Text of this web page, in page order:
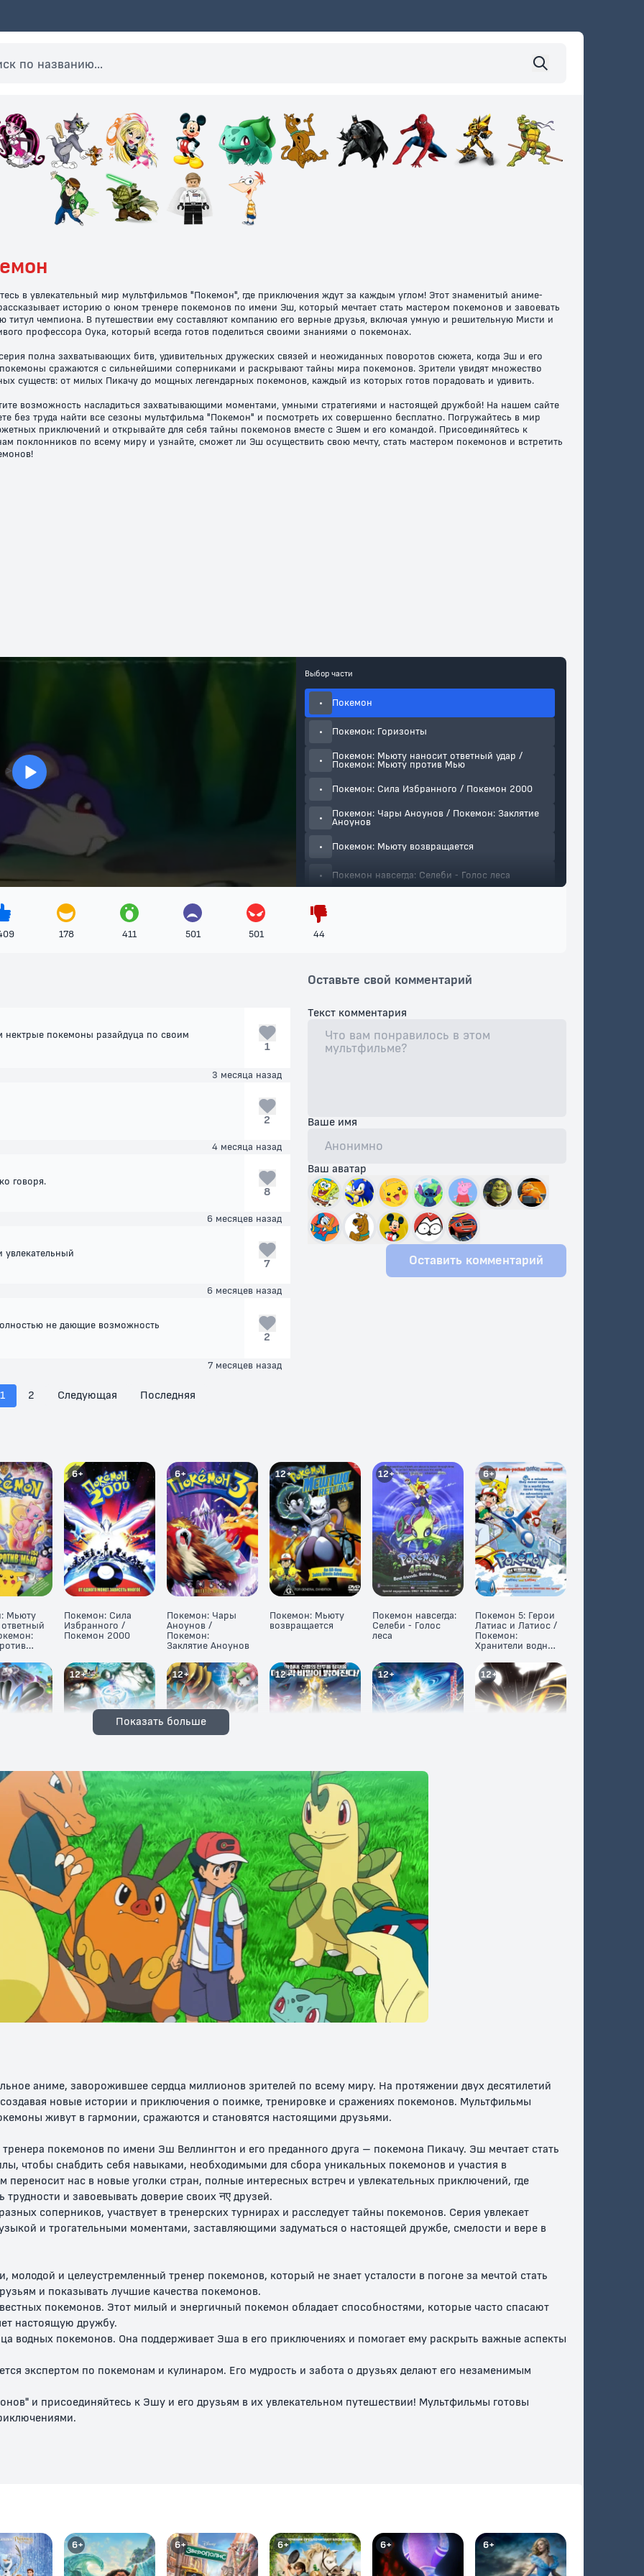
в увлекательный мир мультфильмов "Покемон", где приключения ждут за каждым углом! Этот знаменитый аниме-
историю о юном тренере покемонов по имени Эш, который мечтает стать мастером покемонов и завоевать
титул чемпиона. В путешествии ему составляют компанию его верные друзья, включая умную и решительную Мисти и
профессора Оука, который всегда готов поделиться своими знаниями о покемонах.
полна захватывающих битв, удивительных дружеских связей и неожиданных поворотов сюжета, когда Эш и его
сражаются с сильнейшими соперниками и раскрывают тайны мира покемонов. Зрители увидят множество
существ: от милых Пикачу до мощных легендарных покемонов, каждый из которых готов порадовать и удивить.
возможность насладиться захватывающими моментами, умными стратегиями и настоящей дружбой! На нашем сайте
без труда найти все сезоны мультфильма "Покемон" и посмотреть их совершенно бесплатно. Погружайтесь в мир
приключений и открывайте для себя тайны покемонов вместе с Эшем и его командой. Присоединяйтесь к
поклонников по всему миру и узнайте, сможет ли Эш осуществить свою мечту, стать мастером покемонов и встретить
>
Выбор части
· Покемон
· Покемон: Горизонты
· Покемон: Мьюту наносит ответный удар /
Покемон: Мьюту против Мью
· Покемон: Сила Избранного / Покемон 2000
· Покемон: Чары Аноунов / Покемон: Заклятие
Аноунов
· Покемон: Мьюту возвращается
· Покемон навсегда: Селеби - Голос леса
·
·
Покемон: Лучарио и тайна Мью
· Покемон Рейнджер и Храм Моря
Покемон: Гиратина и Небесный воин
Покемон: Виктини и Белый герой – Реширам /
· Покемон: Я Выбираю Тебя / Покемон 20
· Покемон. Детектив Пикачу
Покемон 22: Мьюту наносит ответный удар —
Покемон 23: Коко
178 411 501 501 44
нектрые покемоны разайдуца по своим
1
3 месяца назад
2
4 месяца назад
говоря.
8
6 месяцев назад
7
6 месяцев назад
не дающие возможность
2
7 месяцев назад
1 2 Следующая Последняя
Оставьте свой комментарий
Текст комментария
Ваше имя
Ваш аватар
Оставить комментарий
Мьюту
6+
Покемон: Сила
Избранного /
Покемон 2000
6+
Покемон: Чары
Аноунов /
Покемон:
Заклятие Аноунов
12+
Покемон: Мьюту
возвращается
12+
Покемон навсегда:
Селеби - Голос
леса
6+
Покемон 5: Герои
Латиас и Латиос /
Покемон:
Хранители водной
и Ратиосу
Лучарио
12+
Покемон
Рейнджер и Храм
Моря
12+
Покемон:
Гиратина и
Небесный воин
12+
Покемон: Аркеус и
Драгоценный
камень жизни
12+
Покемон:
Повелитель
иллюзий Зороарк
12+
Пикачу
6+
Покемон 22:
Мьюту наносит
6+
Покемон 23: Коко
12+
Покемон:
Эволюции
6+
Покемон: хроники
Аркеуса
Показать больше
аниме, заворожившее сердца миллионов зрителей по всему миру. На протяжении двух десятилетий
новые истории и приключения о поимке, тренировке и сражениях покемонов. Мультфильмы
живут в гармонии, сражаются и становятся настоящими друзьями.
покемонов по имени Эш Веллингтон и его преданного друга – покемона Пикачу. Эш мечтает стать
чтобы снабдить себя навыками, необходимыми для сбора уникальных покемонов и участия в
нас в новые уголки стран, полные интересных встреч и увлекательных приключений, где
и завоевывать доверие своих नए друзей.
соперников, участвует в тренерских турнирах и расследует тайны покемонов. Серия увлекает
и трогательными моментами, заставляющими задуматься о настоящей дружбе, смелости и вере в
и целеустремленный тренер покемонов, который не знает усталости в погоне за мечтой стать
и показывать лучшие качества покемонов.
покемонов. Этот милый и энергичный покемон обладает способностями, которые часто спасают
настоящую дружбу.
водных покемонов. Она поддерживает Эша в его приключениях и помогает ему раскрыть важные аспекты
экспертом по покемонам и кулинаром. Его мудрость и забота о друзьях делают его незаменимым
и присоединяйтесь к Эшу и его друзьям в их увлекательном путешествии! Мультфильмы готовы
6+ 6+ 6+ 6+ 6+